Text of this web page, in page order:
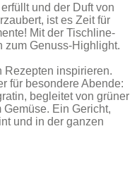
und der Duft von
ist es Zeit für
Mit der Tischline-
zum Genuss-Highlight.
Rezepten inspirieren.
für besondere Abende:
begleitet von grüner
Ein Gericht,
und in der ganzen